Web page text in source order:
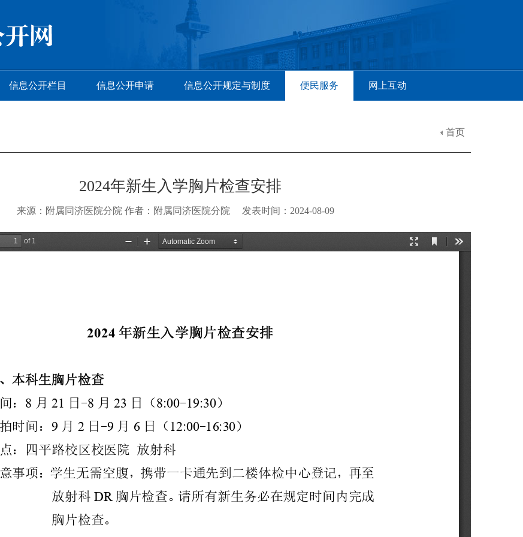
信息公开栏目 信息公开申请 信息公开规定与制度 便民服务 网上互动
首页
2024年新生入学胸片检查安排
来源：附属同济医院分院 作者：附属同济医院分院 发表时间：2024-08-09